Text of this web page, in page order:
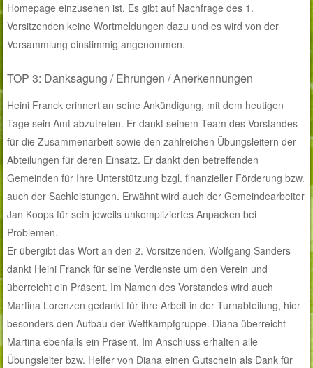
Homepage einzusehen ist. Es gibt auf Nachfrage des 1.
Vorsitzenden keine Wortmeldungen dazu und es wird von der
Versammlung einstimmig angenommen.
TOP 3: Danksagung / Ehrungen / Anerkennungen
Heini Franck erinnert an seine Ankündigung, mit dem heutigen
Tage sein Amt abzutreten. Er dankt seinem Team des Vorstandes
für die Zusammenarbeit sowie den zahlreichen Übungsleitern der
Abteilungen für deren Einsatz. Er dankt den betreffenden
Gemeinden für Ihre Unterstützung bzgl. finanzieller Förderung bzw.
auch der Sachleistungen. Erwähnt wird auch der Gemeindearbeiter
Jan Koops für sein jeweils unkompliziertes Anpacken bei
Problemen.
Er übergibt das Wort an den 2. Vorsitzenden. Wolfgang Sanders
dankt Heini Franck für seine Verdienste um den Verein und
überreicht ein Präsent. Im Namen des Vorstandes wird auch
Martina Lorenzen gedankt für ihre Arbeit in der Turnabteilung, hier
besonders den Aufbau der Wettkampfgruppe. Diana überreicht
Martina ebenfalls ein Präsent. Im Anschluss erhalten alle
Übungsleiter bzw. Helfer von Diana einen Gutschein als Dank für